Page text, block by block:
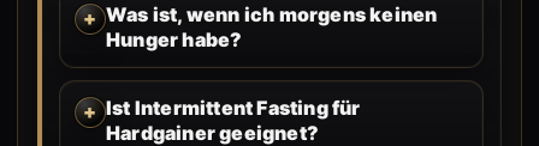
Was ist, wenn ich morgens keinen
Hunger habe?
Ist Intermittent Fasting für
Hardgainer geeignet?